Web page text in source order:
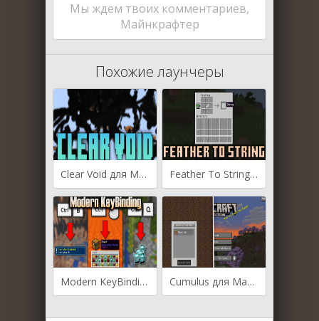
Мы ждем твоих комментариев,
Майнкрафтер
Похожие лаунчеры
Clear Void для Майнкрафт [1.21.11, 1.21.10, 1.21.9] Feather To String для Майнкрафт [1.20.1, 1.20, 1.19.4]
Modern KeyBinding для Майнкрафт [1.21.4, 1.21.3, 1.21.2] Cumulus для Майнкрафт [1.20.2, 1.20.1, 1.19.4]